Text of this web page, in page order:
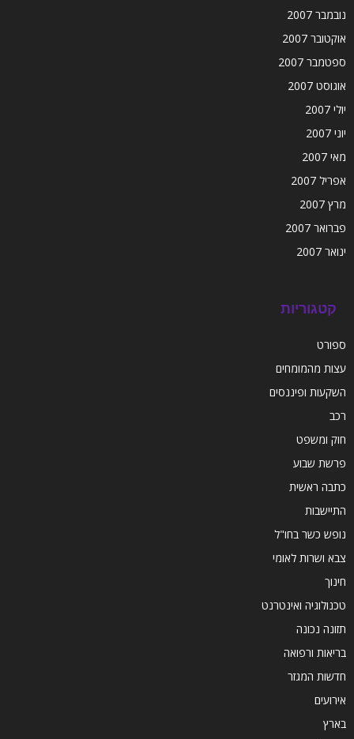
נובמבר 2007
אוקטובר 2007
ספטמבר 2007
אוגוסט 2007
יולי 2007
יוני 2007
מאי 2007
אפריל 2007
מרץ 2007
פברואר 2007
ינואר 2007
קטגוריות
ספורט
עצות מהמומחים
השקעות ופיננסים
רכב
חוק ומשפט
פרשת שבוע
כתבה ראשית
התיישבות
נופש כשר בחו"ל
צבא ושרות לאומי
חינוך
טכנולוגיה ואינטרנט
תזונה נכונה
בריאות ורפואה
חדשות המגזר
אירועים
בארץ